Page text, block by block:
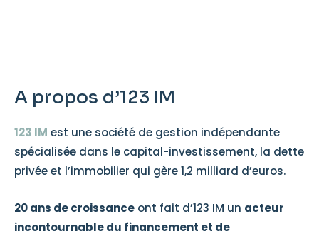
A propos d’123 IM
123 IM est une société de gestion indépendante
spécialisée dans le capital-investissement, la dette
privée et l’immobilier qui gère 1,2 milliard d’euros.
20 ans de croissance ont fait d’123 IM un acteur
incontournable du financement et de